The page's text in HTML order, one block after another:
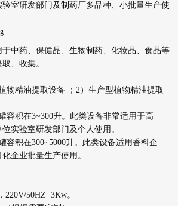
室研发部门及制药厂多品种、小批量生产使
中药、保健品、生物制药、化妆品、食品等
、收集。
物精油提取设备 ；2）生产型植物精油提取
容积在3~300升。此类设备非常适用于高
实验室研发部门及个人使用。
容积在300~5000升。此类设备适用香料企
企业批量生产使用。
50HZ 3Kw。